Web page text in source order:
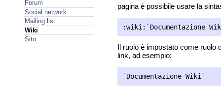
Forum
Social network
Mailing list
Wiki
Sito
pagina è possibile usare la
Il ruolo è impostato come
link, ad esempio: